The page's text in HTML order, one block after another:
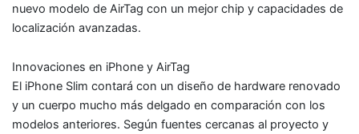
nuevo modelo de AirTag con un mejor chip y capacidades de
localización avanzadas.
Innovaciones en iPhone y AirTag
El iPhone Slim contará con un diseño de hardware renovado
y un cuerpo mucho más delgado en comparación con los
modelos anteriores. Según fuentes cercanas al proyecto y